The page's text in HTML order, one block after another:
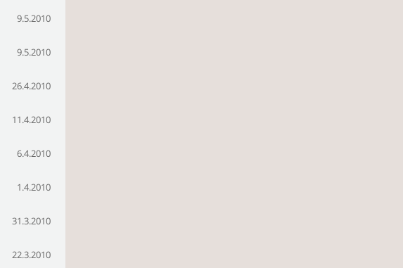
9.5.2010
9.5.2010
26.4.2010
11.4.2010
6.4.2010
1.4.2010
31.3.2010
22.3.2010